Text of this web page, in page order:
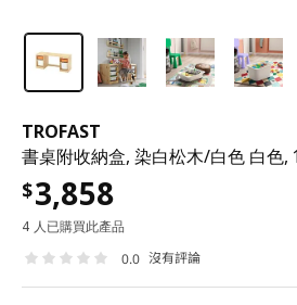
TROFAST
書桌附收納盒, 染白松木/白色 白色,
$3,858
4 人已購買此產品
0.0 沒有評論